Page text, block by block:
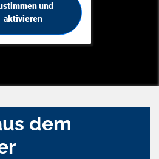
und
aktivieren
dem